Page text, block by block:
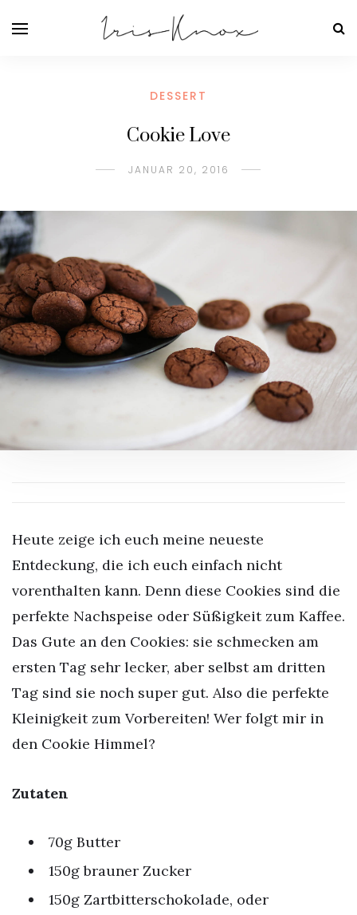
DESSERT
Cookie Love
JANUAR 20, 2016
Heute zeige ich euch meine neueste
Entdeckung, die ich euch einfach nicht
vorenthalten kann. Denn diese Cookies sind die
perfekte Nachspeise oder Süßigkeit zum Kaffee.
Das Gute an den Cookies: sie schmecken am
ersten Tag sehr lecker, aber selbst am dritten
Tag sind sie noch super gut. Also die perfekte
Kleinigkeit zum Vorbereiten! Wer folgt mir in
den Cookie Himmel?
Zutaten
70g Butter
150g brauner Zucker
150g Zartbitterschokolade, oder